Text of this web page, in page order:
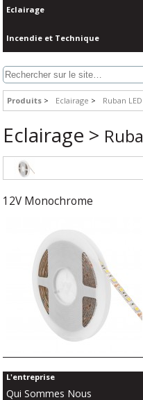
Eclairage
Incendie et Technique
Produits Eclairage Ruban LED
Eclairage >
12V Monochrome
L'entreprise
Qui Sommes Nous